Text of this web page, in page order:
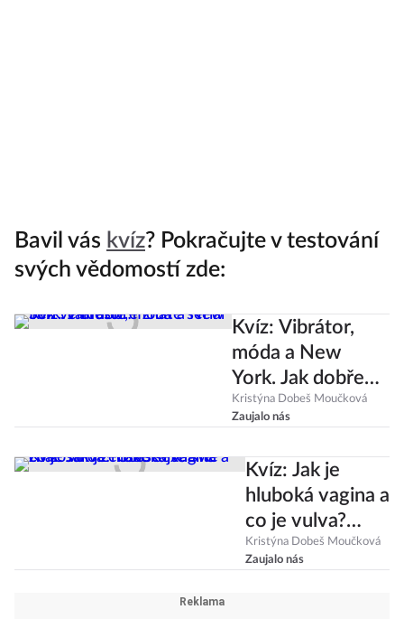
Bavil vás kvíz? Pokračujte v testování
svých vědomostí zde:
Kvíz: Vibrátor,
móda a New
York. Jak dobře
znáte seriál Sex
ve městě?
Kristýna Dobeš Moučková
Zaujalo nás
Kvíz: Jak je
hluboká vagina a
co je vulva?
Otestujte své
znalosti o
Kristýna Dobeš Moučková
Zaujalo nás